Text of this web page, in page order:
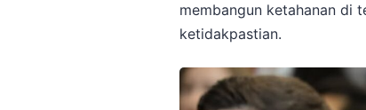
membangun ketahanan di
ketidakpastian.